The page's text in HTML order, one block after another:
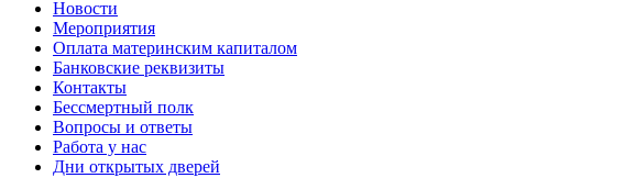
Новости
Мероприятия
Оплата материнским капиталом
Банковские реквизиты
Контакты
Бессмертный полк
Вопросы и ответы
Работа у нас
Дни открытых дверей